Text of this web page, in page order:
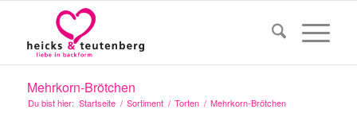
Mehrkorn-Brötchen
Du bist hier: Startseite / Sortiment / Torten / Mehrkorn-Brötchen